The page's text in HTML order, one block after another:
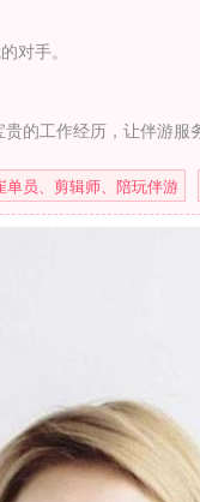
对手。
的工作经历，让伴游服
员、剪辑师、陪玩伴游